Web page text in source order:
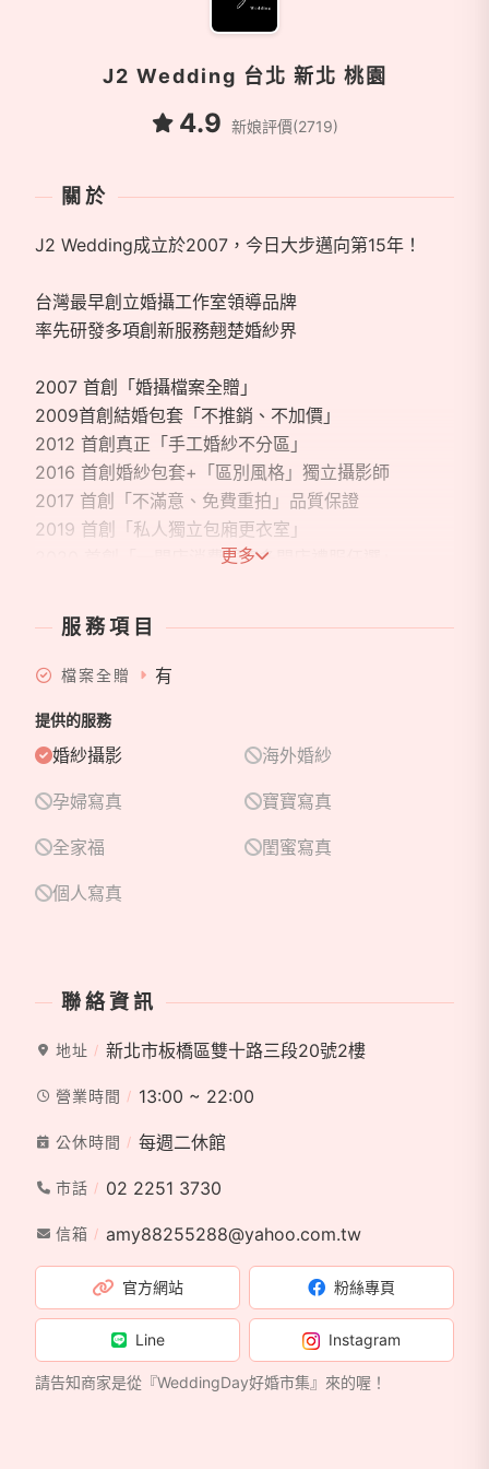
J2 Wedding 台北 新北 桃園
4.9 新娘評價(2719)
關於
J2 Wedding成立於2007，今日大步邁向第15年！
台灣最早創立婚攝工作室領導品牌
率先研發多項創新服務翹楚婚紗界
2007 首創「婚攝檔案全贈」
2009首創結婚包套「不推銷、不加價」
2012 首創真正「手工婚紗不分區」
2016 首創婚紗包套+「區別風格」獨立攝影師
2017 首創「不滿意、免費重拍」品質保證
2019 首創「私人獨立包廂更衣室」
2020 首創「一間店消費服務多間店禮服任選」
J2 Plus 台北旗艦館
擁有「 專屬知名手工禮服設計師團隊」，從手工製
製作⋯⋯Only for you, only one手工婚紗！
❤️J2 Plus 私人訂製婚紗 台北忠孝旗艦館 120坪
❤️J2 Wedding 美式輕婚紗 中壢旗艦館 250坪
❤️Smile Wedding 微笑婚紗 中壢館
❤️SOHO韓式自拍 板橋館 信義館
我們除了為您獨創「 私人量身訂製精品手工婚紗」包
客，真正不分區、不加價，耐心諮詢、專業配搭、任君
挑選！
五館均位於捷運站、火車站旁，交通便利，步行只需1
～5分鐘即達，附近亦有收費停車場、方便停車！
更多
服務項目
檔案全贈 有
提供的服務
婚紗攝影 海外婚紗
孕婦寫真 寶寶寫真
全家福 閨蜜寫真
個人寫真
聯絡資訊
地址 新北市板橋區雙十路三段20號2樓
營業時間 13:00 ~ 22:00
公休時間 每週二休館
市話 02 2251 3730
信箱 amy88255288@yahoo.com.tw
官方網站 粉絲專頁
Line Instagram
請告知商家是從『WeddingDay好婚市集』來的喔！